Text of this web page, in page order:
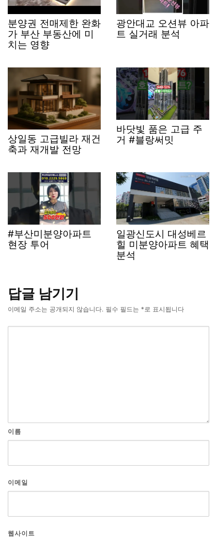
분양권 전매제한 완화
가 부산 부동산에 미
치는 영향
광안대교 오션뷰 아파
트 실거래 분석
상일동 고급빌라 재건
축과 재개발 전망
바닷빛 품은 고급 주
거 #블랑써밋
#부산미분양아파트
현장 투어
일광신도시 대성베르
힐 미분양아파트 혜택
분석
답글 남기기
이메일 주소는 공개되지 않습니다. 필수 필드는 *로 표시됩니다
이름
이메일
웹사이트